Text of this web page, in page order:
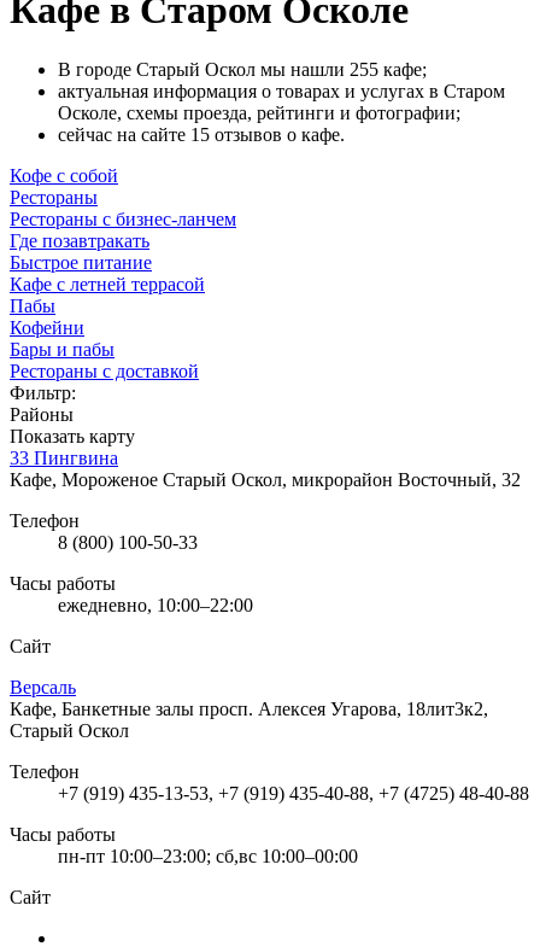
Кафе в Старом Осколе
В городе Старый Оскол мы нашли 255 кафе;
актуальная информация о товарах и услугах в Старом
Осколе, схемы проезда, рейтинги и фотографии;
сейчас на сайте 15 отзывов о кафе.
Кофе с собой
Рестораны
Рестораны с бизнес-ланчем
Где позавтракать
Быстрое питание
Кафе с летней террасой
Пабы
Кофейни
Бары и пабы
Рестораны с доставкой
Фильтр:
Районы
Показать карту
33 Пингвина
Кафе, Мороженое Старый Оскол, микрорайон Восточный, 32
Телефон
8 (800) 100-50-33
Часы работы
ежедневно, 10:00–22:00
Сайт
Версаль
Кафе, Банкетные залы просп. Алексея Угарова, 18лит3к2,
Старый Оскол
Телефон
+7 (919) 435-13-53, +7 (919) 435-40-88, +7 (4725) 48-40-88
Часы работы
пн-пт 10:00–23:00; сб,вс 10:00–00:00
Сайт